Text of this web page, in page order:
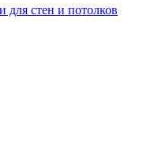
для стен и потолков